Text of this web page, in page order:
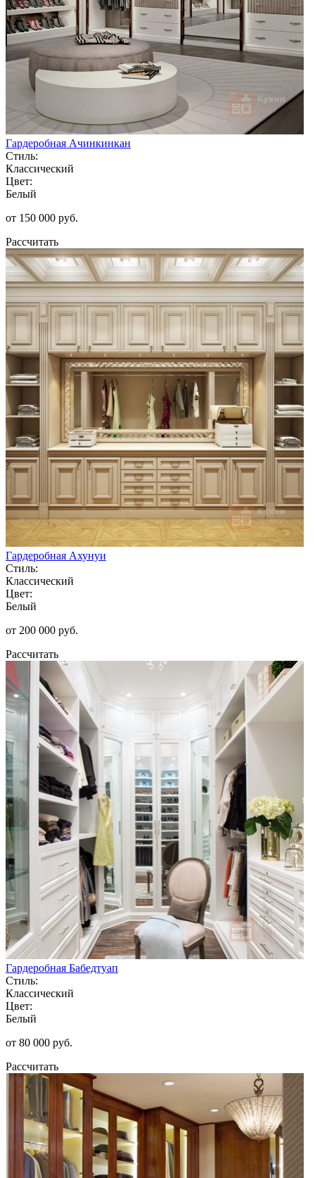
Гардеробная Ачинкинкан
Стиль:
Классический
Цвет:
Белый
от 150 000 руб.
Рассчитать
Гардеробная Ахунуи
Стиль:
Классический
Цвет:
Белый
от 200 000 руб.
Рассчитать
Гардеробная Бабедтуап
Стиль:
Классический
Цвет:
Белый
от 80 000 руб.
Рассчитать